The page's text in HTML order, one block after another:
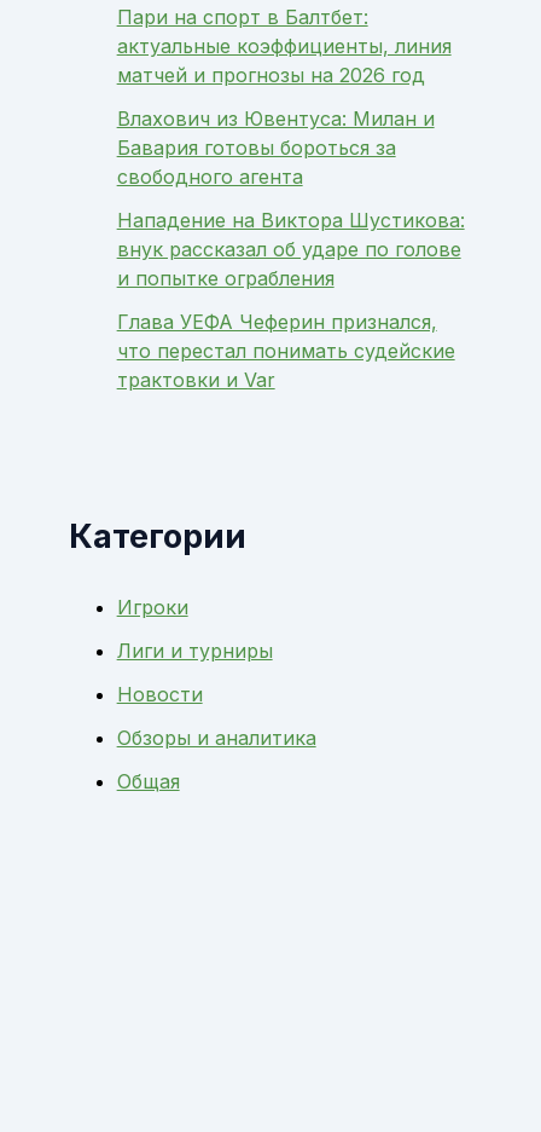
Пари на спорт в Балтбет:
актуальные коэффициенты, линия
матчей и прогнозы на 2026 год
Влахович из Ювентуса: Милан и
Бавария готовы бороться за
свободного агента
Нападение на Виктора Шустикова:
внук рассказал об ударе по голове
и попытке ограбления
Глава УЕФА Чеферин признался,
что перестал понимать судейские
трактовки и Var
Категории
Игроки
Лиги и турниры
Новости
Обзоры и аналитика
Общая